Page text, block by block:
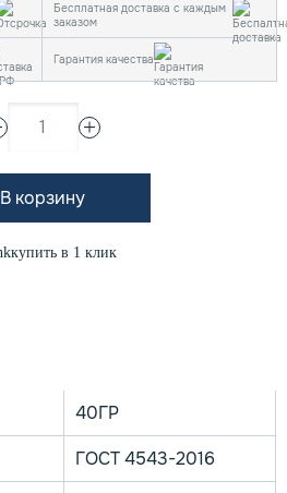
Бесплатная доставка с каждым
заказом
Гарантия качества
1
В корзину
купить в 1 клик
40ГР
ГОСТ 4543-2016